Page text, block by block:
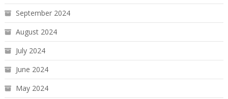
September 2024
August 2024
July 2024
June 2024
May 2024